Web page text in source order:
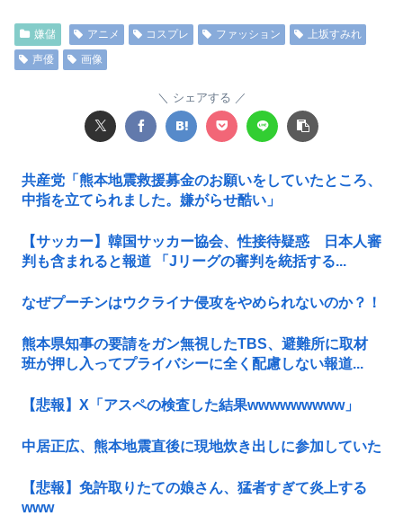
嫌儲 アニメ コスプレ ファッション
上坂すみれ
声優
画像
シェアする
共産党「熊本地震救援募金のお願いをしていたところ、
中指を立てられました。嫌がらせ酷い」
【サッカー】韓国サッカー協会、性接待疑惑 日本人審
判も含まれると報道 「Jリーグの審判を統括する...
なぜプーチンはウクライナ侵攻をやめられないのか？！
熊本県知事の要請をガン無視したTBS、避難所に取材
班が押し入ってプライバシーに全く配慮しない報道...
【悲報】X「アスペの検査した結果wwwwwwwww」
中居正広、熊本地震直後に現地炊き出しに参加していた
【悲報】免許取りたての娘さん、猛者すぎて炎上する
www